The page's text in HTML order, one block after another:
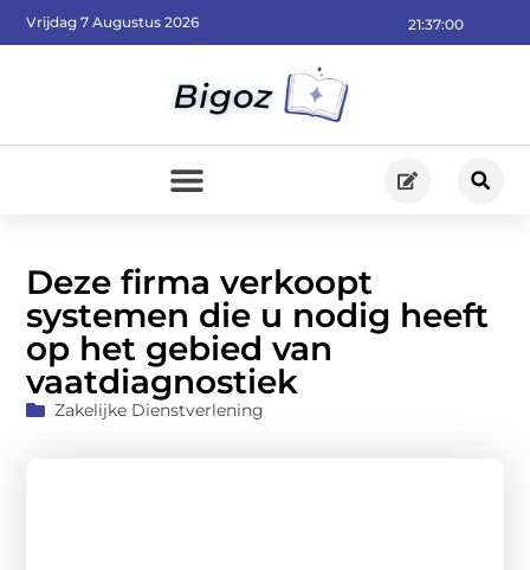
21:37:01
Vrijdag 7 Augustus 2026
Deze firma verkoopt
systemen die u nodig heeft
op het gebied van
vaatdiagnostiek
Zakelijke Dienstverlening